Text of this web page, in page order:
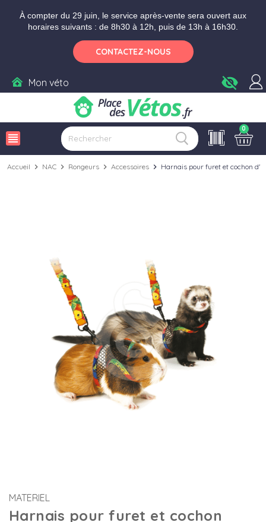
À compter du 29 juin, le service après-vente sera ouvert aux
horaires suivants : de 8h30 à 12h, puis de 13h à 16h30.
CONTACTEZ-NOUS
Mon véto visibility_off
view_headline
0
Accueil chevron_right NAC chevron_right Rongeurs chevron_right Accessoires chevron_right Harnais pour furet et cochon
MATERIEL
Harnais pour furet et cochon